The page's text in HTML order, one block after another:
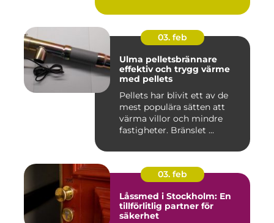
03. feb
Ulma pelletsbrännare
effektiv och trygg värme
med pellets
Pellets har blivit ett av de
mest populära sätten att
värma villor och mindre
fastigheter. Bränslet ...
03. feb
Låssmed i Stockholm: En
tillförlitlig partner för
säkerhet